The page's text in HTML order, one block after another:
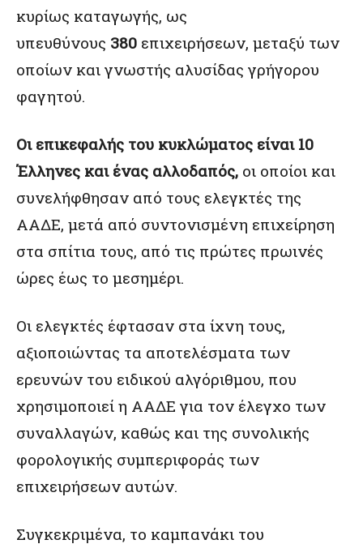
κυρίως καταγωγής, ως
υπευθύνους 380 επιχειρήσεων, μεταξύ των
οποίων και γνωστής αλυσίδας γρήγορου
φαγητού.
Οι επικεφαλής του κυκλώματος είναι 10
Έλληνες και ένας αλλοδαπός, οι οποίοι και
συνελήφθησαν από τους ελεγκτές της
ΑΑΔΕ, μετά από συντονισμένη επιχείρηση
στα σπίτια τους, από τις πρώτες πρωινές
ώρες έως το μεσημέρι.
Οι ελεγκτές έφτασαν στα ίχνη τους,
αξιοποιώντας τα αποτελέσματα των
ερευνών του ειδικού αλγόριθμου, που
χρησιμοποιεί η ΑΑΔΕ για τον έλεγχο των
συναλλαγών, καθώς και της συνολικής
φορολογικής συμπεριφοράς των
επιχειρήσεων αυτών.
Συγκεκριμένα, το καμπανάκι του